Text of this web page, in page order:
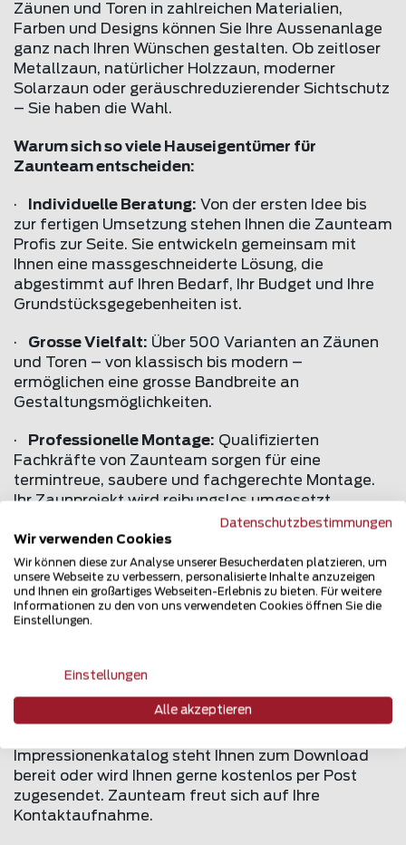
Zäunen und Toren in zahlreichen Materialien,
Farben und Designs können Sie Ihre Aussenanlage
ganz nach Ihren Wünschen gestalten. Ob zeitloser
Metallzaun, natürlicher Holzzaun, moderner
Solarzaun oder geräuschreduzierender Sichtschutz
– Sie haben die Wahl.
Warum sich so viele Hauseigentümer für
Zaunteam entscheiden:
· Individuelle Beratung: Von der ersten Idee bis
zur fertigen Umsetzung stehen Ihnen die Zaunteam
Profis zur Seite. Sie entwickeln gemeinsam mit
Ihnen eine massgeschneiderte Lösung, die
abgestimmt auf Ihren Bedarf, Ihr Budget und Ihre
Grundstücksgegebenheiten ist.
· Grosse Vielfalt: Über 500 Varianten an Zäunen
und Toren – von klassisch bis modern –
ermöglichen eine grosse Bandbreite an
Gestaltungsmöglichkeiten.
· Professionelle Montage: Qualifizierten
Fachkräfte von Zaunteam sorgen für eine
termintreue, saubere und fachgerechte Montage.
Ihr Zaunprojekt wird reibungslos umgesetzt.
·Nachhaltige Qualität:
langlebige, wetterfeste Materialien und
hochwertige Verarbeitung – für Zäune, die über
viele Jahre hinweg schön und funktional bleiben.
Lebensqualität. Lassen Sie sich inspirieren.
Entdecken Sie das umfangreiche Angebot sowie
die zahlreichen Referenzen und Kataloge, die bei
Impressionenkatalog steht Ihnen zum Download
bereit oder wird Ihnen gerne kostenlos per Post
zugesendet. Zaunteam freut sich auf Ihre
Kontaktaufnahme.
Datenschutzbestimmungen
Wir verwenden Cookies
Wir können diese zur Analyse unserer Besucherdaten platzieren, um
unsere Webseite zu verbessern, personalisierte Inhalte anzuzeigen
und Ihnen ein großartiges Webseiten-Erlebnis zu bieten. Für weitere
Informationen zu den von uns verwendeten Cookies öffnen Sie die
Einstellungen.
Einstellungen
Alle akzeptieren